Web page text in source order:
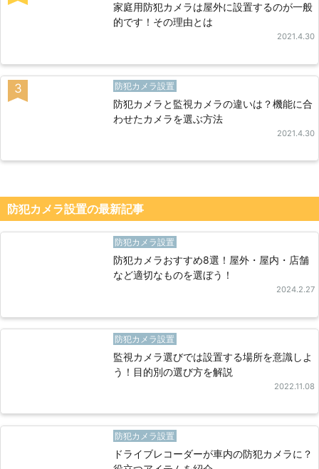
家庭用防犯カメラは屋外に設置するのが一般
的です！その理由とは
2021.4.30
3 防犯カメラ設置
防犯カメラと監視カメラの違いは？機能に合
わせたカメラを選ぶ方法
2021.4.30
防犯カメラ設置の最新記事
防犯カメラ設置
防犯カメラおすすめ8選！屋外・屋内・店舗
など適切なものを選ぼう！
2024.2.27
防犯カメラ設置
監視カメラ選びでは設置する場所を意識しよ
う！目的別の選び方を解説
2022.11.08
防犯カメラ設置
ドライブレコーダーが車内の防犯カメラに？